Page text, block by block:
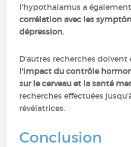
l'hypothalamus a
corrélation avec les
dépression.
D'autres recherches doivent
l'impact du contrôle
sur le cerveau et la santé
recherches effectuées
révélatrices.
Conclusion